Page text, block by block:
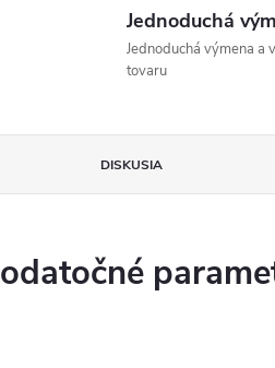
Jednoduchá
Jednoduchá výmena a
tovaru
DISKUSIA